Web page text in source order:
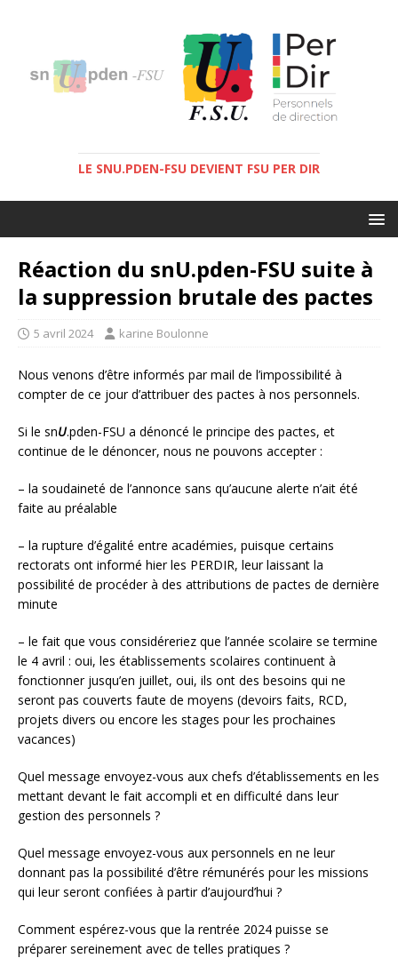
LE SNU.PDEN-FSU DEVIENT FSU PER DIR
Réaction du snU.pden-FSU suite à
la suppression brutale des pactes
5 avril 2024 karine Boulonne
Nous venons d’être informés par mail de l’impossibilité à
compter de ce jour d’attribuer des pactes à nos personnels.
Si le snU.pden-FSU a dénoncé le principe des pactes, et
continue de le dénoncer, nous ne pouvons accepter :
– la soudaineté de l’annonce sans qu’aucune alerte n’ait été
faite au préalable
– la rupture d’égalité entre académies, puisque certains
rectorats ont informé hier les PERDIR, leur laissant la
possibilité de procéder à des attributions de pactes de dernière
minute
– le fait que vous considéreriez que l’année scolaire se termine
le 4 avril : oui, les établissements scolaires continuent à
fonctionner jusqu’en juillet, oui, ils ont des besoins qui ne
seront pas couverts faute de moyens (devoirs faits, RCD,
projets divers ou encore les stages pour les prochaines
vacances)
Quel message envoyez-vous aux chefs d’établissements en les
mettant devant le fait accompli et en difficulté dans leur
gestion des personnels ?
Quel message envoyez-vous aux personnels en ne leur
donnant pas la possibilité d’être rémunérés pour les missions
qui leur seront confiées à partir d’aujourd’hui ?
Comment espérez-vous que la rentrée 2024 puisse se
préparer sereinement avec de telles pratiques ?